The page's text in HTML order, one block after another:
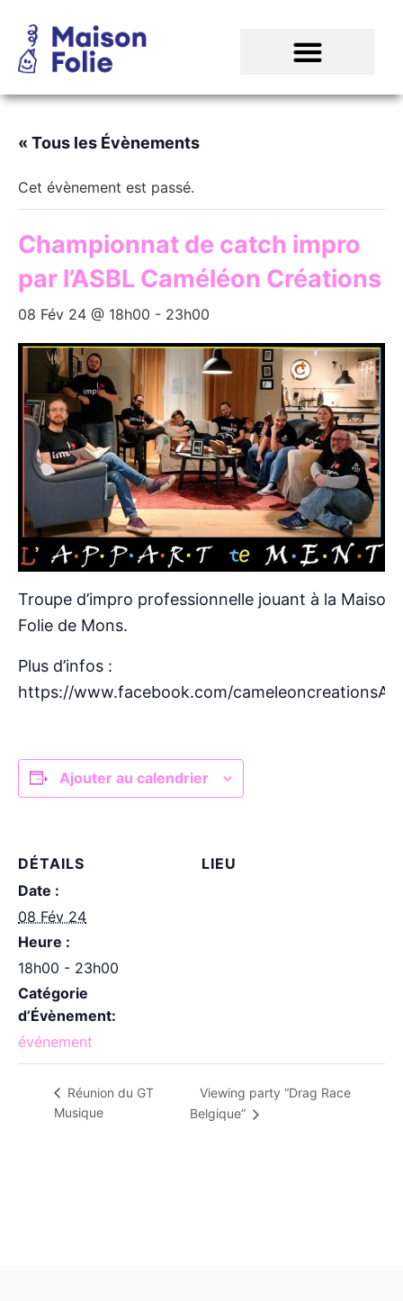
« Tous les Évènements
Cet évènement est passé.
Championnat de catch impro
par l’ASBL Caméléon Créations
08 Fév 24 @ 18h00 - 23h00
Troupe d’impro professionnelle jouant à la Maison
Folie de Mons.
Plus d’infos :
https://www.facebook.com/
Ajouter au calendrier
DÉTAILS
Date :
08 Fév 24
Heure :
18h00 - 23h00
Catégorie
d’Évènement:
événement
LIEU
Réunion du GT
Musique
Viewing party “Drag Race
Belgique”